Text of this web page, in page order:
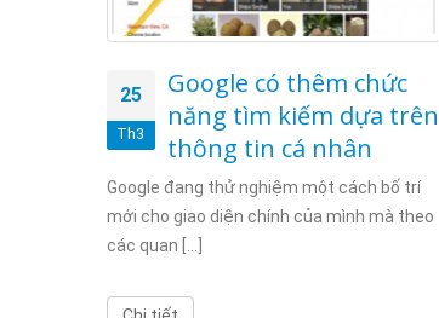
25
Th3
Google có thêm chức
năng tìm kiếm dựa trên
thông tin cá nhân
Google đang thử nghiệm một cách bố trí
mới cho giao diện chính của mình mà theo
các quan [...]